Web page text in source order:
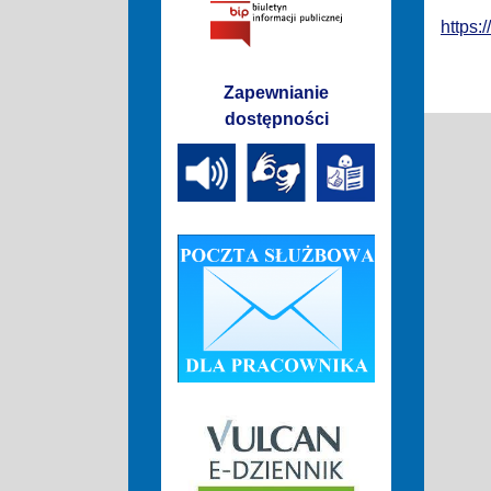
Zapewnianie
dostępności